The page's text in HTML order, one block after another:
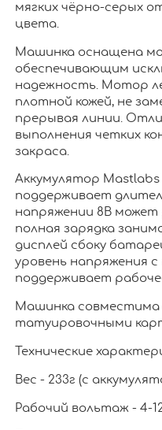
мягких чёрно-серых
цвета.
Машинка оснащена
обеспечивающим
надежность. Мотор
плотной кожей, не
прерывая линии.
выполнения четких
закраса.
Аккумулятор Mastlabs
поддерживает
напряжении 8В может
полная зарядка
дисплей сбоку
уровень напряжения
поддерживает
Машинка
татуировочными
Технические
Вес - 233г (с
Рабочий вольтаж - 4-